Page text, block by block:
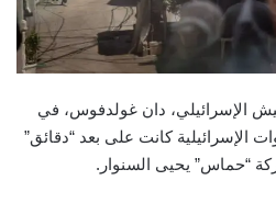
98 في الجيش الإسرائيلي، دان غولدفوس، في
الـ12 إن القوات الإسرائيلية كانت على بعد “دقائق”
“حماس” يحيى السنوار.